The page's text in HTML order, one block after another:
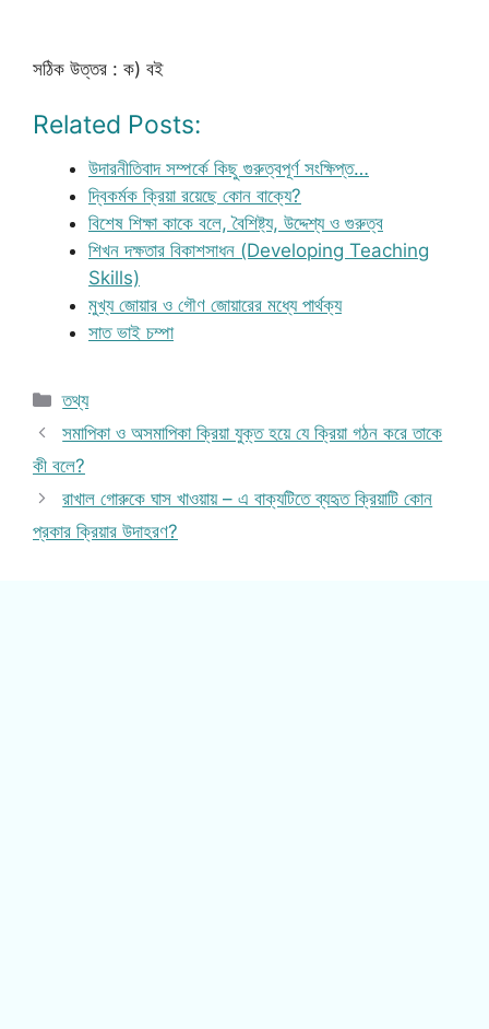
সঠিক উত্তর : ক) বই
Related Posts:
উদারনীতিবাদ সম্পর্কে কিছু গুরুত্বপূর্ণ সংক্ষিপ্ত…
দ্বিকর্মক ক্রিয়া রয়েছে কোন বাক্যে?
বিশেষ শিক্ষা কাকে বলে, বৈশিষ্ট্য, উদ্দেশ্য ও গুরুত্ব
শিখন দক্ষতার বিকাশসাধন (Developing Teaching
Skills)
মুখ্য জোয়ার ও গৌণ জোয়ারের মধ্যে পার্থক্য
সাত ভাই চম্পা
Categories
তথ্য
সমাপিকা ও অসমাপিকা ক্রিয়া যুক্ত হয়ে যে ক্রিয়া গঠন করে তাকে
কী বলে?
রাখাল গোরুকে ঘাস খাওয়ায় – এ বাক্যটিতে ব্যহৃত ক্রিয়াটি কোন
প্রকার ক্রিয়ার উদাহরণ?